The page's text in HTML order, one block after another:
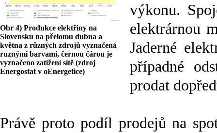
Obr 4) Produkce elektřiny na
Slovensku na přelomu dubna a
května z různých zdrojů vyznačená
různými barvami, černou čárou je
vyznačeno zatížení sítě (zdroj
Energostat v oEnergetice)
výkonu.
elektrárnou
Jaderné
případné
prodat
Právě proto podíl prodejů na